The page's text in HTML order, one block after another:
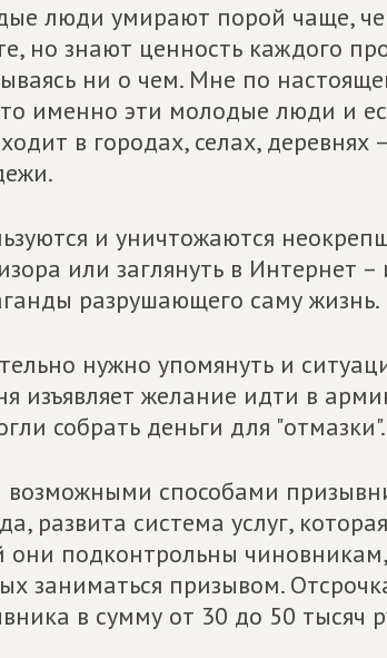
люди умирают порой чаще,
но знают ценность каждого
ни о чем. Мне по
именно эти молодые люди и
в городах, селах, деревнях
и уничтожаются
или заглянуть в Интернет
разрушающего саму жизнь.
нужно упомянуть и
изъявляет желание идти в
собрать деньги для "отмазки".
возможными способами
развита система услуг,
они подконтрольны
заниматься призывом.
в сумму от 30 до 50 тысяч